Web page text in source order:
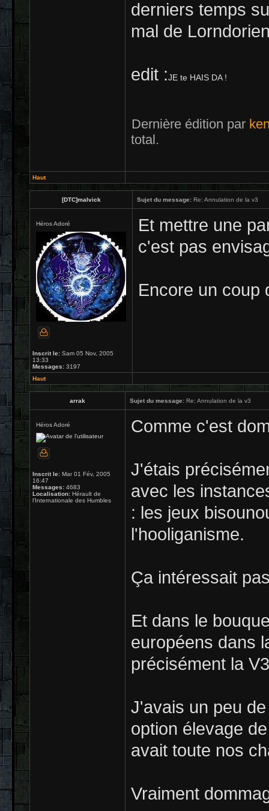
derniers temps
mal de
edit :JE te HAIS DA !
Dernière édition par
total.
Haut
[DTC]malvick Sujet du message: Re: Annulation de la v3
Héros Adoré
Inscrit le: Sam 05 Nov, 2005
13:33
Messages: 3197
Et mettre une
c'est pas
Encore un coup
Haut
arrak Sujet du message: Re: Annulation de la v3
Héros Adoré
Inscrit le: Mar 01 Fév, 2005
16:47
Messages: 4683
Localisation: Hérault de
l'Internationale des Humbles
Comme c'est
J'étais
avec les
: les jeux
l'hooliganisme.
Ça intéressait
Et dans le
européens dans
précisément la
J'avais un peu
option élevage
avait toute nos
Vraiment